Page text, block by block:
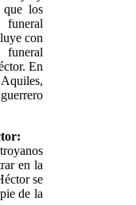
que los
con
En
en la
se
de la